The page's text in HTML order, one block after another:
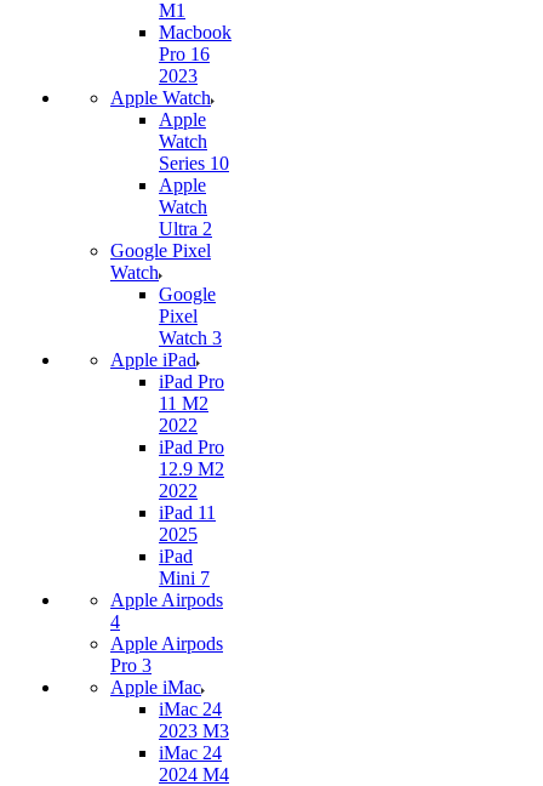
M1
Macbook
Pro 16
2023
Apple Watch
Apple
Watch
Series 10
Apple
Watch
Ultra 2
Google Pixel
Watch
Google
Pixel
Watch 3
Apple iPad
iPad Pro
11 M2
2022
iPad Pro
12.9 M2
2022
iPad 11
2025
iPad
Mini 7
Apple Airpods
4
Apple Airpods
Pro 3
Apple iMac
iMac 24
2023 M3
iMac 24
2024 M4